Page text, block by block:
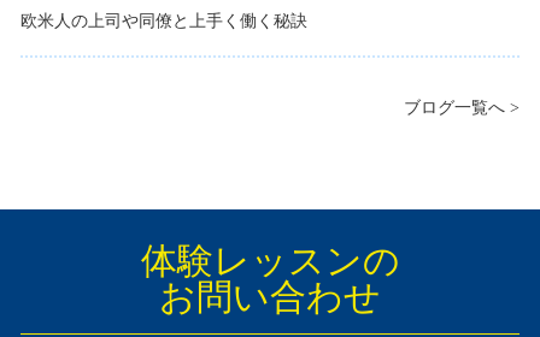
欧米人の上司や同僚と上手く働く秘訣
ブログ一覧へ >
体験レッスンの
お問い合わせ